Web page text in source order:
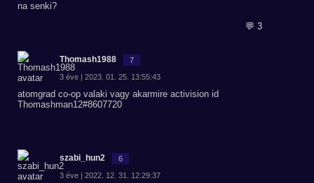
na senki?
💬 3
Thomash1988 7
3 éve | 2023. 01. 25. 13:55:43
atomgrad co-op valaki vagy akarmire activision id
Thomashman12#8607720
szabi_hun2 6
3 éve | 2022. 12. 31. 12:29:37